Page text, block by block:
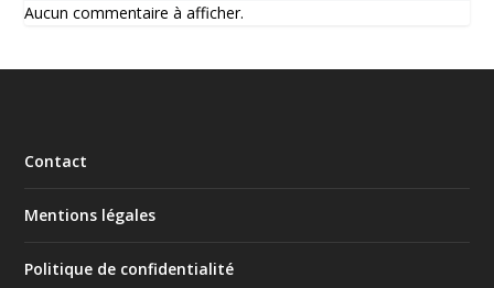
Aucun commentaire à afficher.
Contact
Mentions légales
Politique de confidentialité